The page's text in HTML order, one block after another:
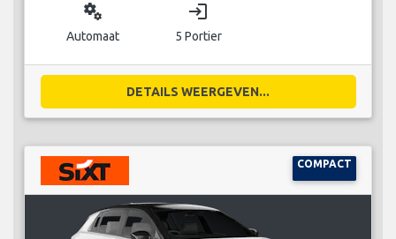
miscellaneous_services
Automaat
login
5 Portier
DETAILS WEERGEVEN...
COMPACT